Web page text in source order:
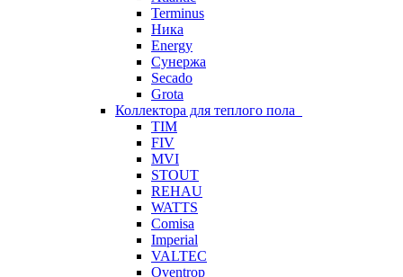
Terminus
Ника
Energy
Сунержа
Secado
Grota
Коллектора для теплого пола
TIM
FIV
MVI
STOUT
REHAU
WATTS
Comisa
Imperial
VALTEC
Oventrop